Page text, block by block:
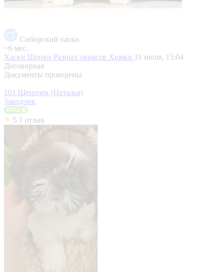
Сибирский хаски
~6 мес.
Хаски Щенки Разных окрасов Химки 31 июля, 15:04
Договорная
Документы проверены
101 Щеночек (Наталья)
Заводчик
5 1 отзыв